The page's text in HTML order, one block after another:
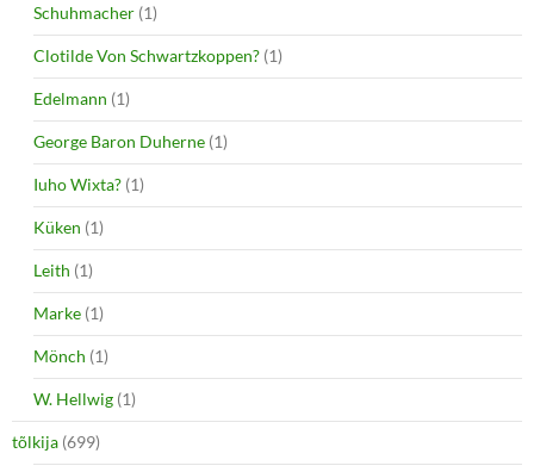
Schuhmacher (1)
Clotilde Von Schwartzkoppen? (1)
Edelmann (1)
George Baron Duherne (1)
Iuho Wixta? (1)
Küken (1)
Leith (1)
Marke (1)
Mönch (1)
W. Hellwig (1)
tõlkija (699)